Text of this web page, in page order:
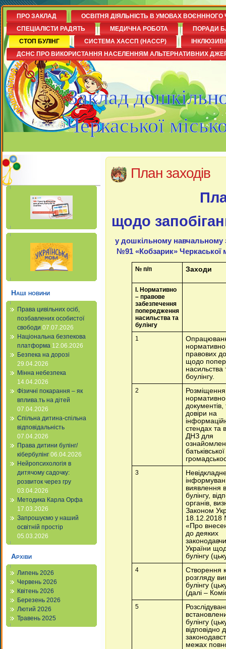
Заклад
Черкаської
ПРО ЗАКЛАД
ОСВІТНЯ ДІЯЛЬНІСТЬ В УМОВАХ ВОЄНННОГО
СПЕЦІАЛІСТИ РАДЯТЬ
МЕДИЧНА РОБОТА
ПОРАДИ
СТОП БУЛІНГ
СИСТЕМА ХАССП (НАССР)
ДСНС ПРО ВИКОРИСТАННЯ НАСЕЛЕННЯМ АЛЬТЕРНАТИВНИХ
Наші новини
Права цивільних осіб,
позбавлених особистої
свободи 07.07.2026
Національна безпекова
платформа 12.06.2026
Безпека на дорозі
29.04.2026
Мінна небезпека
14.04.2026
Фізичні покарання – як
вплива.ть на дітей
07.04.2026
Спільна дитина-спільна
відповідальність
07.04.2026
Права дитини булінг/
кібербулінг 06.04.2026
Нейропсихологія в
дитячому садочку:
розвиток через гру
03.04.2026
Методика Карла Орфа
17.03.2026
Запрошуємо у наший
освітній простір
05.03.2026
Архіви
Липень 2026
Червень 2026
Квітень 2026
Березень 2026
Лютий 2026
Травень 2025
План заходів
щодо
у дошкільному навчальному
№91 «Кобзарик» Черкаської
№ п/п Заходи
І. Нормативно
– правове
забезпечення
попередження
насильства та
булінгу
1
правових
щодо
насильства
боулінгу.
2
Розміщення
довіри на
стендах та
ДНЗ для
батьківської
3
виявлення
булінгу,
органів,
Законом
18.12.2018
«Про
до деяких
України
булінгу
4
Створення
розгляду
булінгу
(далі –
5
булінгу
відповідно
межах